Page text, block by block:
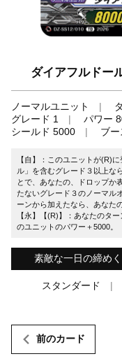
ダイアフルドー
ノーマルユニット
グレード 1
パワー
シールド 5000
ブー
【自】：このユニットが(R)
ル」を含むグレード３以上な
とで、あなたの、ドロップか
たないグレード３のノーマル
ーンから加えたなら、あなた
【永】【(R)】：あなたのタ
のユニットのパワー＋5000。
素敵な一日の締め
スタンダード
前のカード